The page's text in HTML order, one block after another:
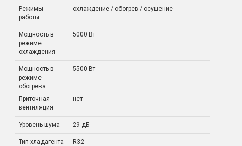
Режимы
работы
охлаждение / обогрев / осушение
Мощность в
режиме
охлаждения
5000 Вт
Мощность в
режиме
обогрева
5500 Вт
Приточная
вентиляция
нет
Уровень шума 29 дБ
Тип хладагента R32